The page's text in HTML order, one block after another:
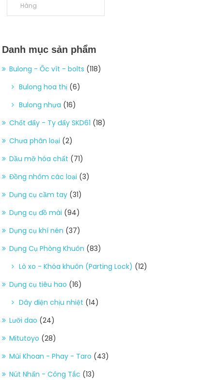
Hàng
Danh mục sản phẩm
Bulong - Ốc vít - bolts (118)
Bulong hoa thị (6)
Bulong nhựa (16)
Chốt đẩy - Ty đẩy SKD61 (18)
Chưa phân loại (2)
Dầu mỡ hóa chất (71)
Đồng nhôm các loại (3)
Dụng cụ cầm tay (31)
Dụng cụ đồ mài (94)
Dụng cụ khí nén (37)
Dụng Cụ Phòng Khuôn (83)
Lò xo - Khóa khuôn (Parting Lock) (12)
Dụng cụ tiêu hao (16)
Dây điện chịu nhiệt (14)
Lưỡi dao (24)
Mitutoyo (28)
Mũi Khoan - Phay - Taro (43)
Nút Nhấn - Công Tắc (13)